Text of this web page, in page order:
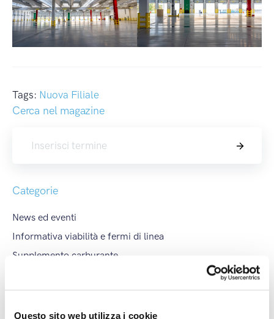
Questo sito web utilizza i cookie
Tags: Nuova Filiale
Cerca nel magazine
Cerca
Categorie
News ed eventi
Informativa viabilità e fermi di linea
Supplemento carburante
Downloads